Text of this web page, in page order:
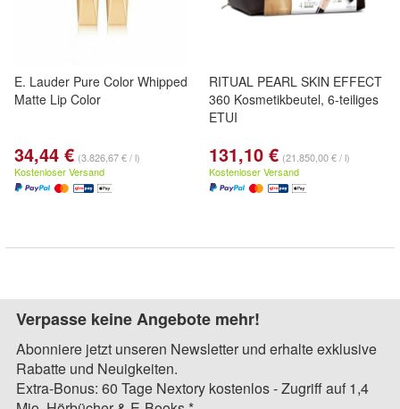
E. Lauder Pure Color Whipped
Matte Lip Color
34,44 € (3.826,67 € / l)
Kostenloser Versand
RITUAL PEARL SKIN EFFECT
360 Kosmetikbeutel, 6-teiliges
ETUI
131,10 € (21.850,00 € / l)
Kostenloser Versand
Verpasse keine Angebote mehr!
Abonniere jetzt unseren Newsletter und erhalte exklusive
Rabatte und Neuigkeiten.
Extra-Bonus: 60 Tage Nextory kostenlos - Zugriff auf 1,4